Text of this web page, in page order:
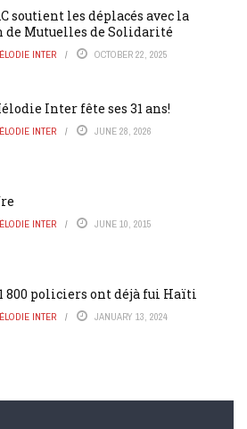
soutient les déplacés avec la
de Mutuelles de Solidarité
INTER OCTOBER 22, 2025
Inter fête ses 31 ans!
INTER JUNE 28, 2026
INTER JUNE 10, 2015
800 policiers ont déjà fui Haïti
INTER JANUARY 13, 2024